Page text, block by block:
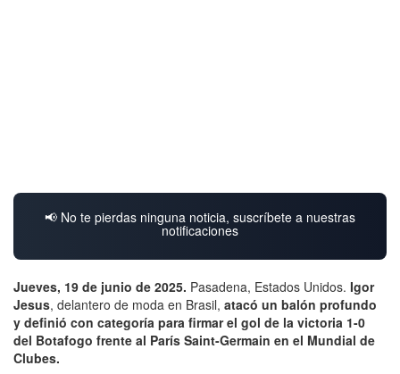
📢 No te pierdas ninguna noticia, suscríbete a nuestras
notificaciones
Jueves, 19 de junio de 2025. Pasadena, Estados Unidos. Igor
Jesus, delantero de moda en Brasil, atacó un balón profundo
y definió con categoría para firmar el gol de la victoria 1-0
del Botafogo frente al París Saint-Germain en el Mundial de
Clubes.